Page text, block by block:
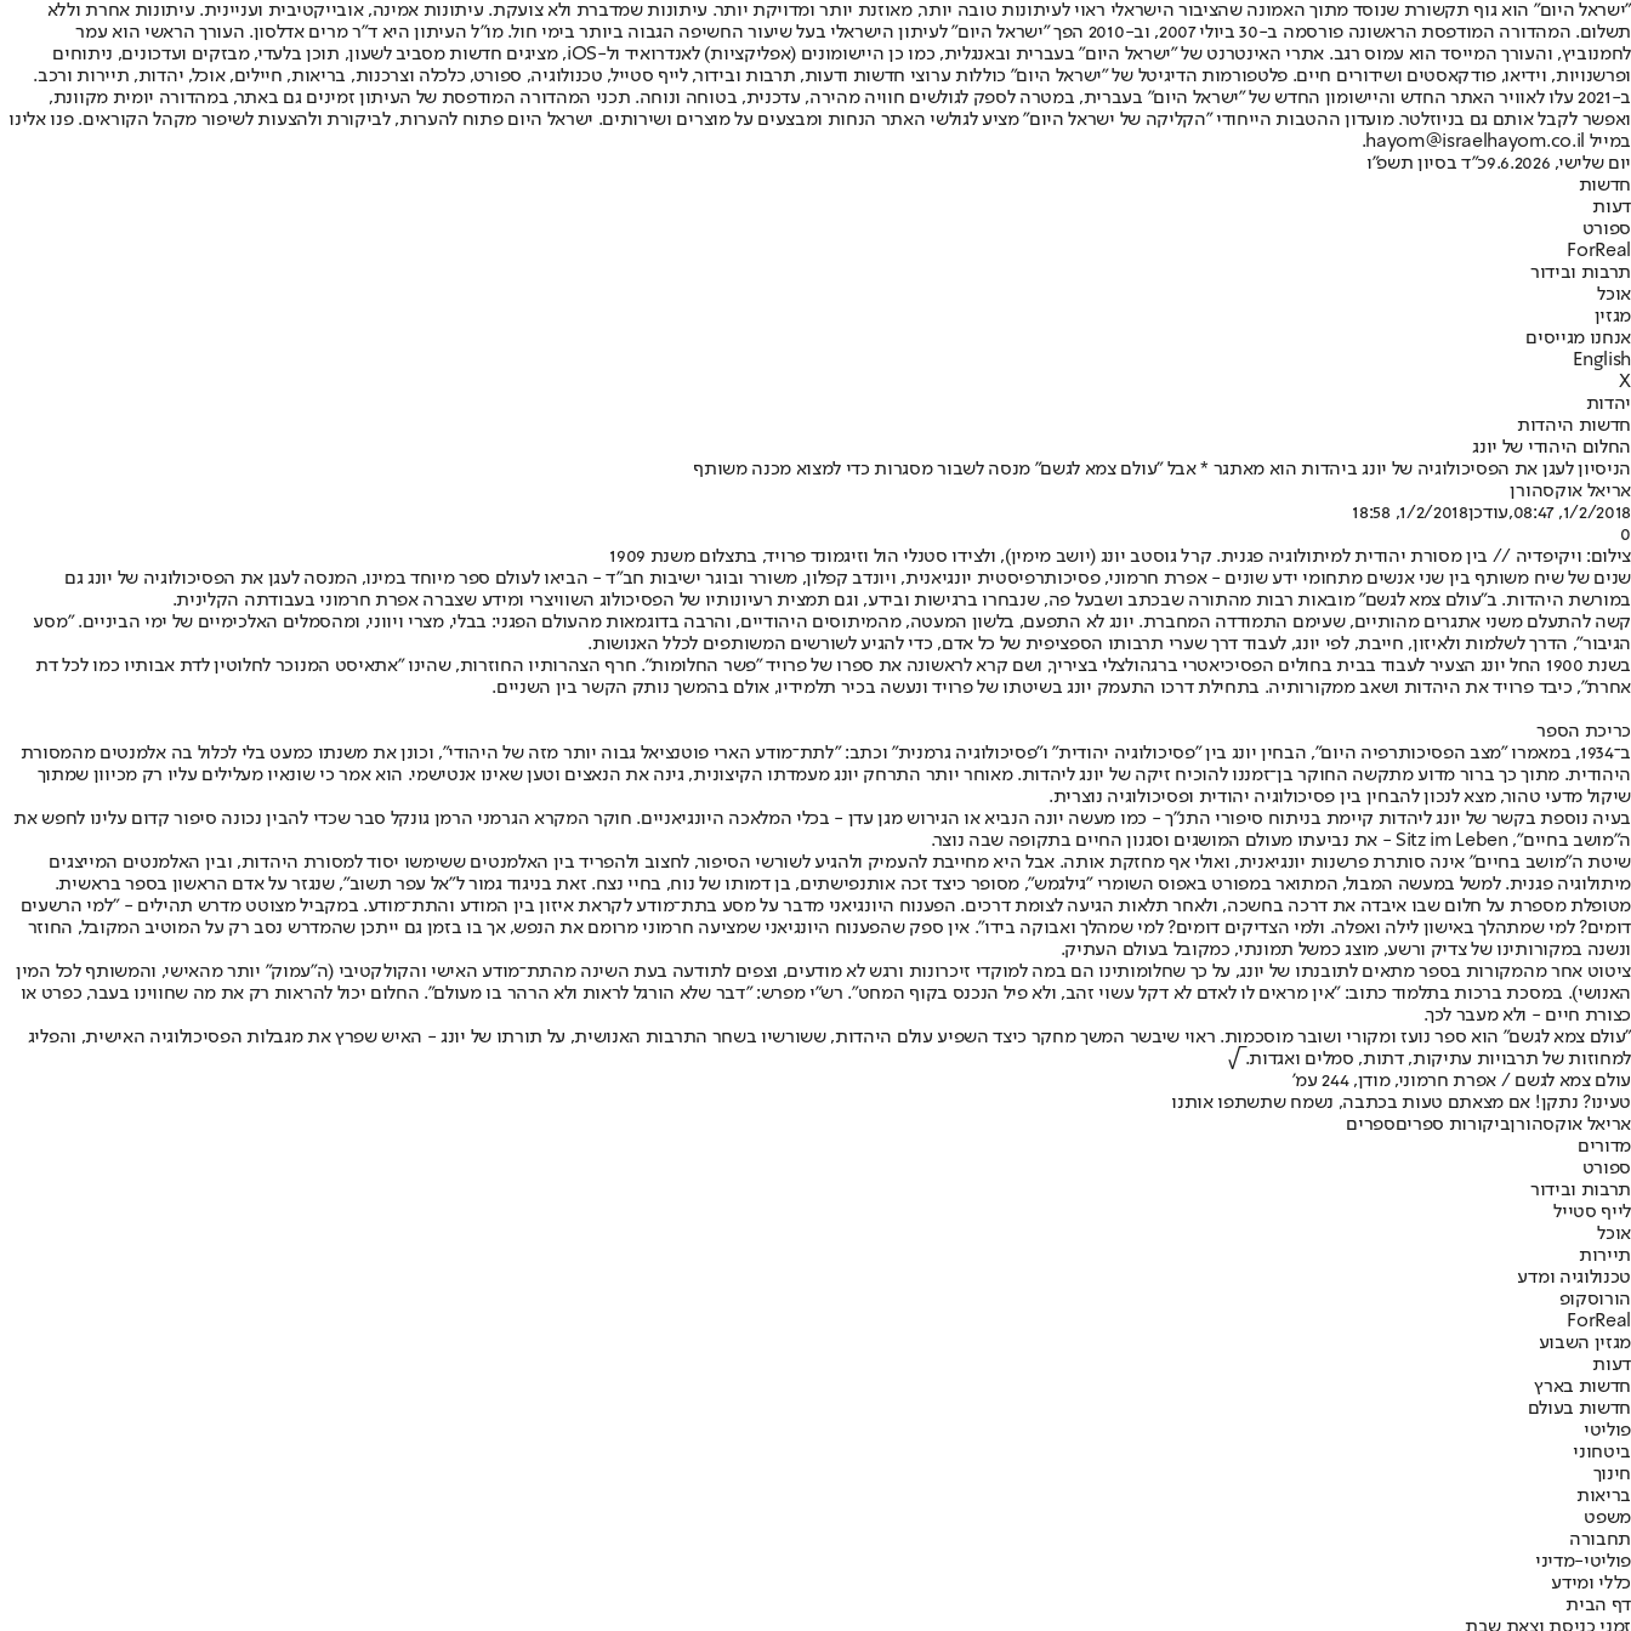
"ישראל היום" הוא גוף תקשורת שנוסד מתוך האמונה שהציבור הישראלי ראוי לעיתונות טובה יותר, מאוזנת יותר ומדויקת יותר. עיתונות שמדברת ולא צועקת. עיתונות אמינה, אובייקטיבית ועניינית. עיתונות אחרת וללא
תשלום. המהדורה המודפסת הראשונה פורסמה ב-30 ביולי 2007, וב-2010 הפך "ישראל היום" לעיתון הישראלי בעל שיעור החשיפה הגבוה ביותר בימי חול. מו"ל העיתון היא ד"ר מרים אדלסון. העורך הראשי הוא עמר
לחמנוביץ, והעורך המייסד הוא עמוס רגב. אתרי האינטרנט של "ישראל היום" בעברית ובאנגלית, כמו כן היישומונים (אפליקציות) לאנדרואיד ול-iOS, מציגים חדשות מסביב לשעון, תוכן בלעדי, מבזקים ועדכונים, ניתוחים
ופרשנויות, וידיאו, פודקאסטים ושידורים חיים. פלטפורמות הדיגיטל של "ישראל היום" כוללות ערוצי חדשות ודעות, תרבות ובידור, לייף סטייל, טכנולוגיה, ספורט, כלכלה וצרכנות, בריאות, חיילים, אוכל, יהדות, תיירות ורכב.
ב-2021 עלו לאוויר האתר החדש והיישומון החדש של "ישראל היום" בעברית, במטרה לספק לגולשים חוויה מהירה, עדכנית, בטוחה ונוחה. תכני המהדורה המודפסת של העיתון זמינים גם באתר, במהדורה יומית מקוונת,
ואפשר לקבל אותם גם בניוזלטר. מועדון ההטבות הייחודי "הקליקה של ישראל היום" מציע לגולשי האתר הנחות ומבצעים על מוצרים ושירותים. ישראל היום פתוח להערות, לביקורת ולהצעות לשיפור מקהל הקוראים. פנו אלינו
במייל hayom@israelhayom.co.il.
יום שלישי, 9.6.2026
כ"ד בסיון תשפ"ו
חדשות
דעות
ספורט
ForReal
תרבות ובידור
אוכל
מגזין
אנחנו מגייסים
English
X
יהדות
חדשות היהדות
החלום היהודי של יונג
הניסיון לעגן את הפסיכולוגיה של יונג ביהדות הוא מאתגר * אבל "עולם צמא לגשם" מנסה לשבור מסגרות כדי למצוא מכנה משותף
אריאל אוקסהורן
1/2/2018, 08:47
,עודכן1/2/2018, 18:58
0
צילום: ויקיפדיה // בין מסורת יהודית למיתולוגיה פגנית. קרל גוסטב יונג (יושב מימין), ולצידו סטנלי הול וזיגמונד פרויד, בתצלום משנת 1909
שנים של שיח משותף בין שני אנשים מתחומי ידע שונים - אפרת חרמוני, פסיכותרפיסטית יונגיאנית, ויונדב קפלון, משורר ובוגר ישיבות חב"ד - הביאו לעולם ספר מיוחד במינו, המנסה לעגן את הפסיכולוגיה של יונג גם
במורשת היהדות. ב"עולם צמא לגשם" מובאות רבות מהתורה שבכתב ושבעל פה, שנבחרו ברגישות ובידע, וגם תמצית רעיונותיו של הפסיכולוג השוויצרי ומידע שצברה אפרת חרמוני בעבודתה הקלינית.
קשה להתעלם משני אתגרים מהותיים, שעימם התמודדה המחברת. יונג לא התפעם, בלשון המעטה, מהמיתוסים היהודיים, והרבה בדוגמאות מהעולם הפגני: בבלי, מצרי ויווני, ומהסמלים האלכימיים של ימי הביניים. "מסע
הגיבור", הדרך לשלמות ולאיזון, חייבת, לפי יונג, לעבוד דרך שערי תרבותו הספציפית של כל אדם, כדי להגיע לשורשים המשותפים לכלל האנושות.
בשנת 1900 החל יונג הצעיר לעבוד בבית בחולים הפסיכיאטרי ברגהולצלי בציריך, ושם קרא לראשונה את ספרו של פרויד ״פשר החלומות". חרף הצהרותיו החוזרות, שהינו "אתאיסט המנוכר לחלוטין לדת אבותיו כמו לכל דת
אחרת", כיבד פרויד את היהדות ושאב ממקורותיה. בתחילת דרכו התעמק יונג בשיטתו של פרויד ונעשה בכיר תלמידיו, אולם בהמשך נותק הקשר בין השניים.
כריכת הספר
ב־1934, במאמרו "מצב הפסיכותרפיה היום", הבחין יונג בין "פסיכולוגיה יהודית" ו"פסיכולוגיה גרמנית" וכתב: "לתת־מודע הארי פוטנציאל גבוה יותר מזה של היהודי", וכונן את משנתו כמעט בלי לכלול בה אלמנטים מהמסורת
היהודית. מתוך כך ברור מדוע מתקשה החוקר בן־זמננו להוכיח זיקה של יונג ליהדות. מאוחר יותר התרחק יונג מעמדתו הקיצונית, גינה את הנאצים וטען שאינו אנטישמי. הוא אמר כי שונאיו מעלילים עליו רק מכיוון שמתוך
שיקול מדעי טהור, מצא לנכון להבחין בין פסיכולוגיה יהודית ופסיכולוגיה נוצרית.
בעיה נוספת בקשר של יונג ליהדות קיימת בניתוח סיפורי התנ"ך - כמו מעשה יונה הנביא או הגירוש מגן עדן - בכלי המלאכה היונגיאניים. חוקר המקרא הגרמני הרמן גונקל סבר שכדי להבין נכונה סיפור קדום עלינו לחפש את
ה"מושב בחיים", Sitz im Leben - את נביעתו מעולם המושגים וסגנון החיים בתקופה שבה נוצר.
שיטת ה"מושב בחיים" אינה סותרת פרשנות יונגיאנית, ואולי אף מחזקת אותה. אבל היא מחייבת להעמיק ולהגיע לשורשי הסיפור, לחצוב ולהפריד בין האלמנטים ששימשו יסוד למסורת היהדות, ובין האלמנטים המייצגים
מיתולוגיה פגנית. למשל במעשה המבול, המתואר במפורט באפוס השומרי "גילגמש", מסופר כיצד זכה אותנפישתים, בן דמותו של נוח, בחיי נצח. זאת בניגוד גמור ל"אל עפר תשוב", שנגזר על אדם הראשון בספר בראשית.
מטופלת מספרת על חלום שבו איבדה את דרכה בחשכה, ולאחר תלאות הגיעה לצומת דרכים. הפענוח היונגיאני מדבר על מסע בתת־מודע לקראת איזון בין המודע והתת־מודע. במקביל מצוטט מדרש תהילים - "למי הרשעים
דומים? למי שמתהלך באישון לילה ואפלה. ולמי הצדיקים דומים? למי שמהלך ואבוקה בידו". אין ספק שהפענוח היונגיאני שמציעה חרמוני מרומם את הנפש, אך בו בזמן גם ייתכן שהמדרש נסב רק על המוטיב המקובל, החוזר
ונשנה במקורותינו של צדיק ורשע, מוצג כמשל תמונתי, כמקובל בעולם העתיק.
ציטוט אחר מהמקורות בספר מתאים לתובנתו של יונג, על כך שחלומותינו הם במה למוקדי זיכרונות ורגש לא מודעים, וצפים לתודעה בעת השינה מהתת־מודע האישי והקולקטיבי (ה"עמוק" יותר מהאישי, והמשותף לכל המין
האנושי). במסכת ברכות בתלמוד כתוב: "אין מראים לו לאדם לא דקל עשוי זהב, ולא פיל הנכנס בקוף המחט". רש"י מפרש: "דבר שלא הורגל לראות ולא הרהר בו מעולם". החלום יכול להראות רק את מה שחווינו בעבר, כפרט או
כצורת חיים - ולא מעבר לכך.
"עולם צמא לגשם" הוא ספר נועז ומקורי ושובר מוסכמות. ראוי שיבשר המשך מחקר כיצד השפיע עולם היהדות, ששורשיו בשחר התרבות האנושית, על תורתו של יונג - האיש שפרץ את מגבלות הפסיכולוגיה האישית, והפליג
למחוזות של תרבויות עתיקות, דתות, סמלים ואגדות. √
עולם צמא לגשם / אפרת חרמוני, מודן, 244 עמ'
טעינו? נתקן! אם מצאתם טעות בכתבה, נשמח שתשתפו אותנו
אריאל אוקסהורןביקורות ספריםספרים
מדורים
ספורט
תרבות ובידור
לייף סטייל
אוכל
תיירות
טכנולוגיה ומדע
הורוסקופ
ForReal
מגזין השבוע
דעות
חדשות בארץ
חדשות בעולם
פוליטי
ביטחוני
חינוך
בריאות
משפט
תחבורה
פוליטי-מדיני
כללי ומידע
דף הבית